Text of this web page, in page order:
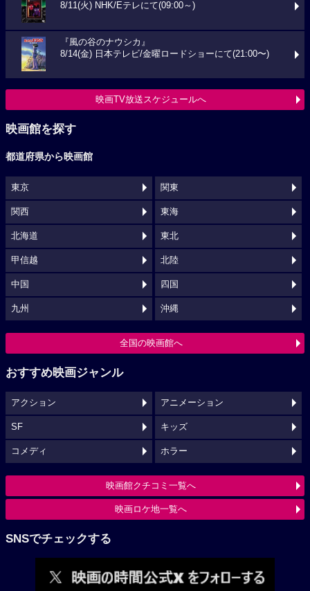
8/11(火) NHK/Eテレにて(09:00～)
『風の谷のナウシカ』
8/14(金) 日本テレビ/金曜ロードショーにて(21:00〜)
映画TV放送スケジュールへ
映画館を探す
都道府県から映画館
東京 関東
関西 東海
北海道 東北
甲信越 北陸
中国 四国
九州 沖縄
全国の映画館へ
おすすめ映画ジャンル
アクション アニメーション
SF キッズ
コメディ ホラー
映画館クチコミ一覧へ
映画ロケ地一覧へ
SNSでチェックする